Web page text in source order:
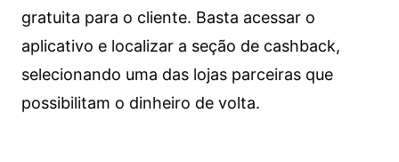
gratuita para o cliente. Basta acessar o
aplicativo e localizar a seção de cashback,
selecionando uma das lojas parceiras que
possibilitam o dinheiro de volta.